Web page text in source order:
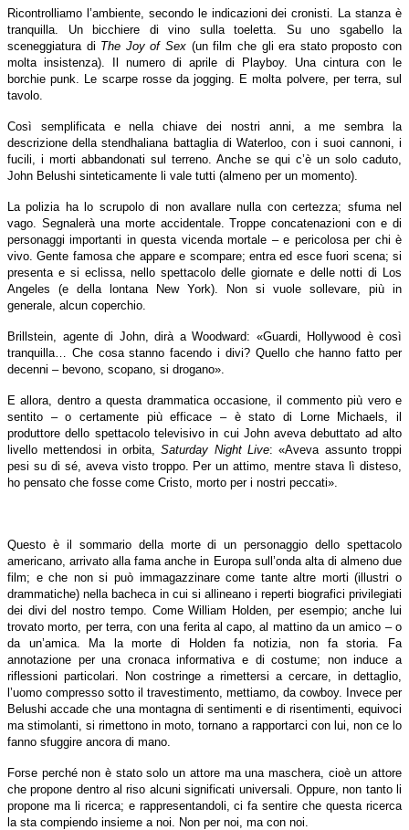
Ricontrolliamo l’ambiente, secondo le indicazioni dei cronisti. La stanza è
tranquilla. Un bicchiere di vino sulla toeletta. Su uno sgabello la
sceneggiatura di The Joy of Sex (un film che gli era stato proposto con
molta insistenza). Il numero di aprile di Playboy. Una cintura con le
borchie punk. Le scarpe rosse da jogging. E molta polvere, per terra, sul
tavolo.
Così semplificata e nella chiave dei nostri anni, a me sembra la
descrizione della stendhaliana battaglia di Waterloo, con i suoi cannoni, i
fucili, i morti abbandonati sul terreno. Anche se qui c’è un solo caduto,
John Belushi sinteticamente li vale tutti (almeno per un momento).
La polizia ha lo scrupolo di non avallare nulla con certezza; sfuma nel
vago. Segnalerà una morte accidentale. Troppe concatenazioni con e di
personaggi importanti in questa vicenda mortale – e pericolosa per chi è
vivo. Gente famosa che appare e scompare; entra ed esce fuori scena; si
presenta e si eclissa, nello spettacolo delle giornate e delle notti di Los
Angeles (e della lontana New York). Non si vuole sollevare, più in
generale, alcun coperchio.
Brillstein, agente di John, dirà a Woodward: «Guardi, Hollywood è così
tranquilla… Che cosa stanno facendo i divi? Quello che hanno fatto per
decenni – bevono, scopano, si drogano».
E allora, dentro a questa drammatica occasione, il commento più vero e
sentito – o certamente più efficace – è stato di Lorne Michaels, il
produttore dello spettacolo televisivo in cui John aveva debuttato ad alto
livello mettendosi in orbita,Saturday Night Live: «Aveva assunto troppi
pesi su di sé, aveva visto troppo. Per un attimo, mentre stava lì disteso,
ho pensato che fosse come Cristo, morto per i nostri peccati».
Questo è il sommario della morte di un personaggio dello spettacolo
americano, arrivato alla fama anche in Europa sull’onda alta di almeno due
film; e che non si può immagazzinare come tante altre morti (illustri o
drammatiche) nella bacheca in cui si allineano i reperti biografici privilegiati
dei divi del nostro tempo. Come William Holden, per esempio; anche lui
trovato morto, per terra, con una ferita al capo, al mattino da un amico – o
da un’amica. Ma la morte di Holden fa notizia, non fa storia. Fa
annotazione per una cronaca informativa e di costume; non induce a
riflessioni particolari. Non costringe a rimettersi a cercare, in dettaglio,
l’uomo compresso sotto il travestimento, mettiamo, da cowboy. Invece per
Belushi accade che una montagna di sentimenti e di risentimenti, equivoci
ma stimolanti, si rimettono in moto, tornano a rapportarci con lui, non ce lo
fanno sfuggire ancora di mano.
Forse perché non è stato solo un attore ma una maschera, cioè un attore
che propone dentro al riso alcuni significati universali. Oppure, non tanto li
propone ma li ricerca; e rappresentandoli, ci fa sentire che questa ricerca
la sta compiendo insieme a noi. Non per noi, ma con noi.